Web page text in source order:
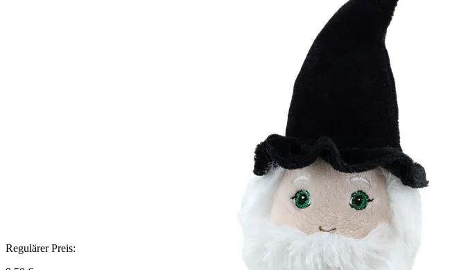
Regulärer Preis: